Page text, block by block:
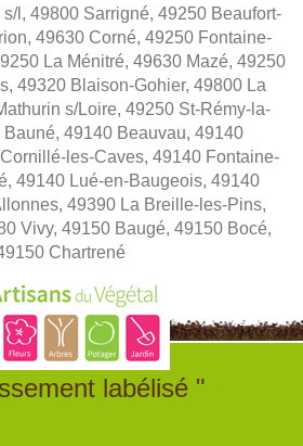
l, 49800 Sarrigné, 49250 Beaufort-
49630 Corné, 49250 Fontaine-
La Ménitré, 49630 Mazé, 49250
49320 Blaison-Gohier, 49800 La
s/Loire, 49250 St-Rémy-la-
49140 Beauvau, 49140
les-Caves, 49140 Fontaine-
49140 Lué-en-Baugeois, 49140
49390 La Breille-les-Pins,
Vivy, 49150 Baugé, 49150 Bocé,
Chartrené
labélisé "